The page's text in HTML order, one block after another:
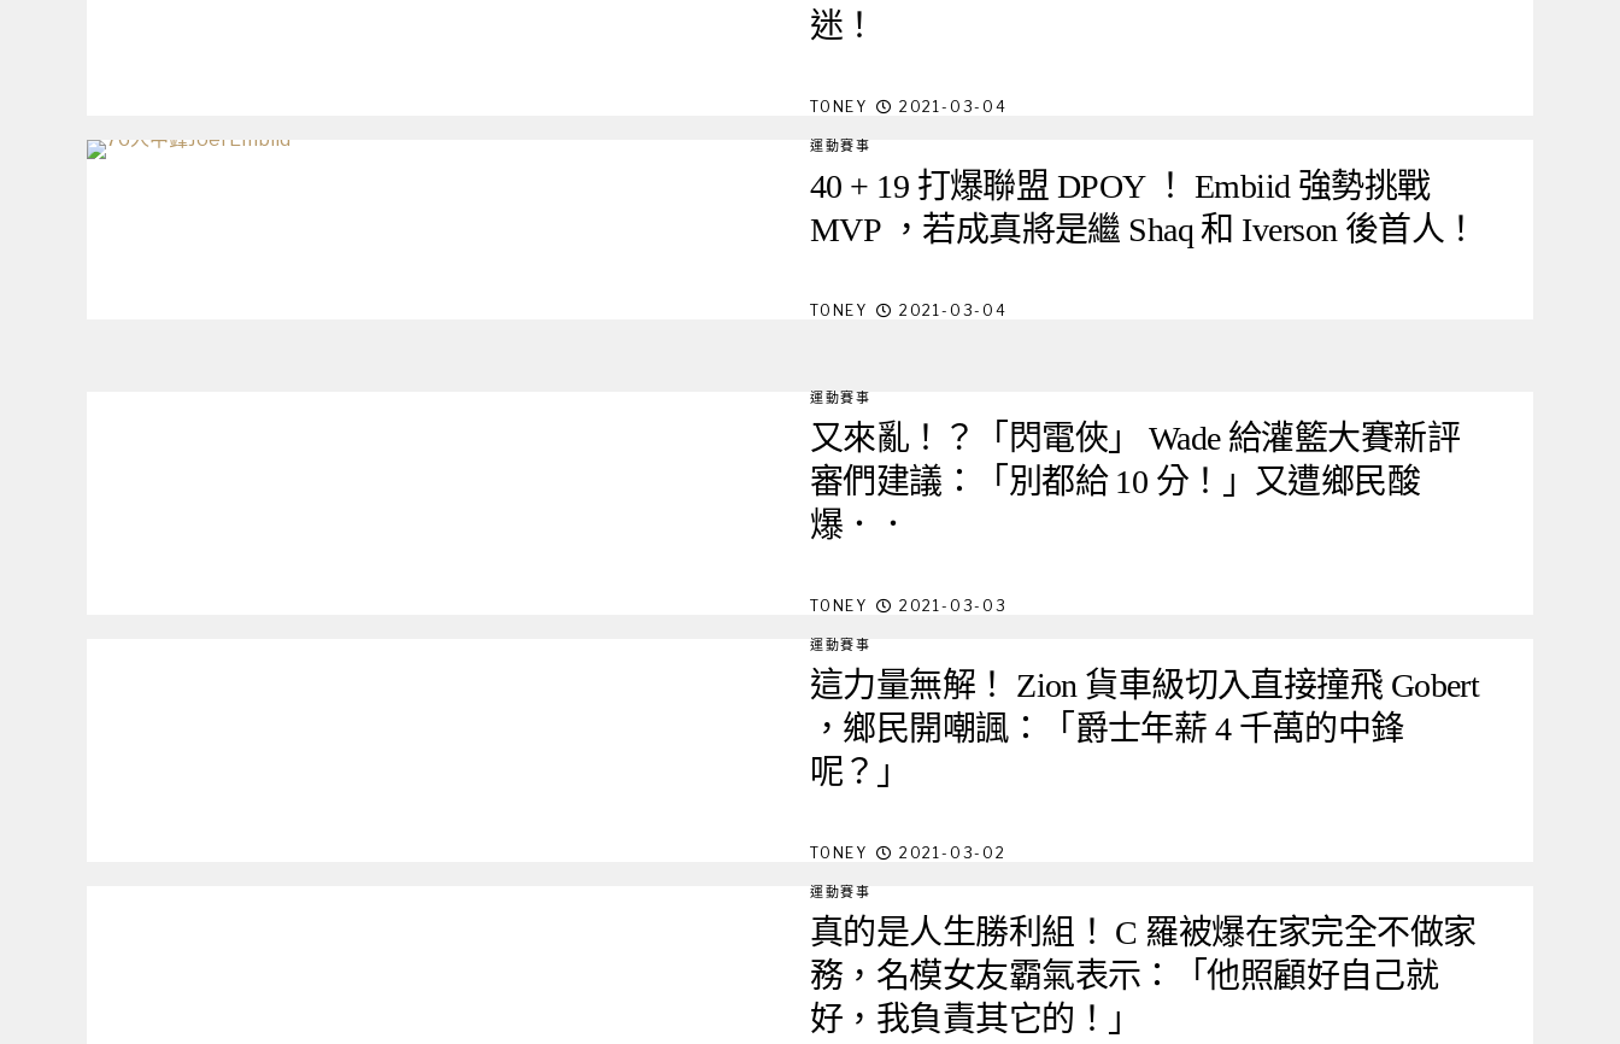
迷！
TONEY 2021-03-04
運動賽事
40 + 19 打爆聯盟 DPOY ！ Embiid 強勢挑戰
MVP ，若成真將是繼 Shaq 和 Iverson 後首人！
TONEY 2021-03-04
運動賽事
又來亂！？「閃電俠」 Wade 給灌籃大賽新評
審們建議：「別都給 10 分！」又遭鄉民酸
爆．．
TONEY 2021-03-03
運動賽事
這力量無解！ Zion 貨車級切入直接撞飛 Gobert
，鄉民開嘲諷：「爵士年薪 4 千萬的中鋒
呢？」
TONEY 2021-03-02
運動賽事
真的是人生勝利組！ C 羅被爆在家完全不做家
務，名模女友霸氣表示：「他照顧好自己就
好，我負責其它的！」